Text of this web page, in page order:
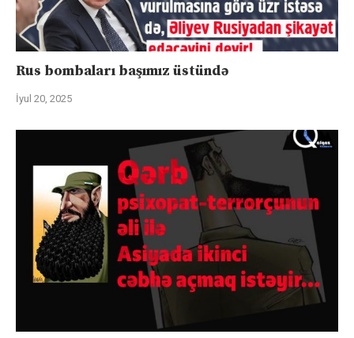
Rus bombaları başımız üstündə
İyul 20, 2025